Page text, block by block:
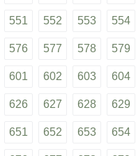
551 552 553 554
576 577 578 579
601 602 603 604
626 627 628 629
651 652 653 654